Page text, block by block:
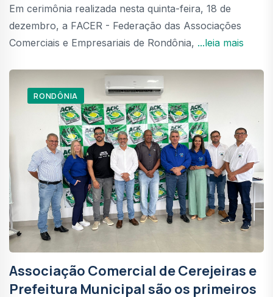
Em cerimônia realizada nesta quinta-feira, 18 de
dezembro, a FACER - Federação das Associações
Comerciais e Empresariais de Rondônia, ...leia mais
RONDÔNIA
Associação Comercial de Cerejeiras e
Prefeitura Municipal são os primeiros